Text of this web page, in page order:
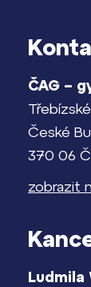
ČAG –
České
370 06
zobrazit
Ludmila